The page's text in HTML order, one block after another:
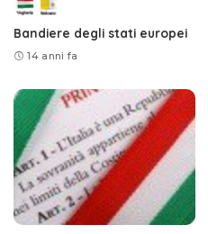
Bandiere degli stati europei
14 anni fa